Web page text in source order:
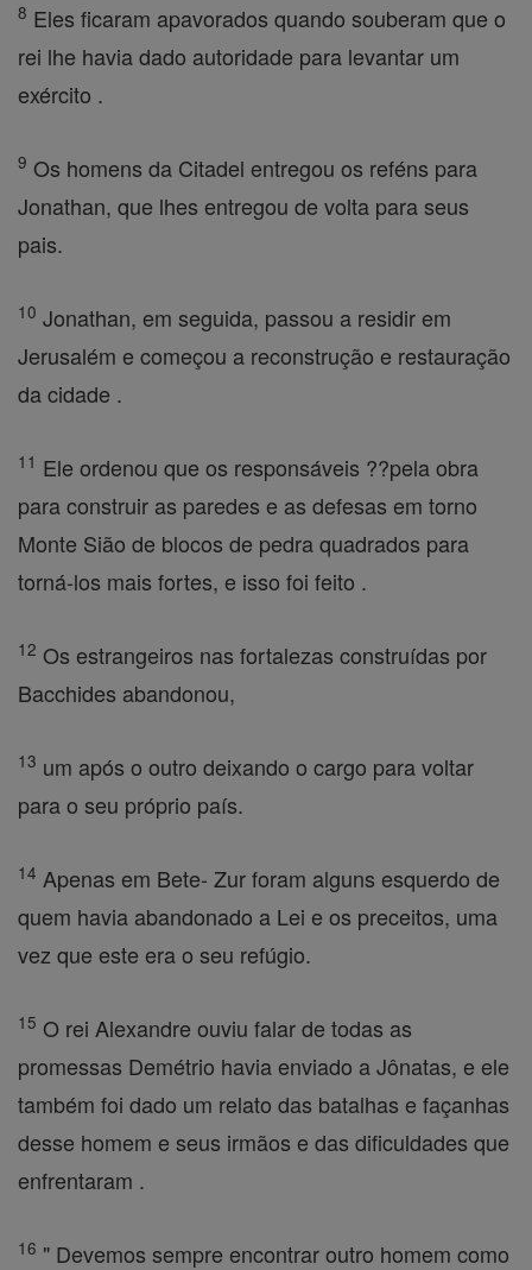
8 Eles ficaram apavorados quando souberam que o
rei lhe havia dado autoridade para levantar um
exército .
9 Os homens da Citadel entregou os reféns para
Jonathan, que lhes entregou de volta para seus
pais.
10 Jonathan, em seguida, passou a residir em
Jerusalém e começou a reconstrução e restauração
da cidade .
11 Ele ordenou que os responsáveis ??pela obra
para construir as paredes e as defesas em torno
Monte Sião de blocos de pedra quadrados para
torná-los mais fortes, e isso foi feito .
12 Os estrangeiros nas fortalezas construídas por
Bacchides abandonou,
13 um após o outro deixando o cargo para voltar
para o seu próprio país.
14 Apenas em Bete- Zur foram alguns esquerdo de
quem havia abandonado a Lei e os preceitos, uma
vez que este era o seu refúgio.
15 O rei Alexandre ouviu falar de todas as
promessas Demétrio havia enviado a Jônatas, e ele
também foi dado um relato das batalhas e façanhas
desse homem e seus irmãos e das dificuldades que
enfrentaram .
16 " Devemos sempre encontrar outro homem como